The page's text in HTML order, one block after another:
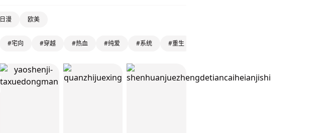
日漫 欧美
#宅向 #穿越 #热血 #纯爱 #系统 #重生